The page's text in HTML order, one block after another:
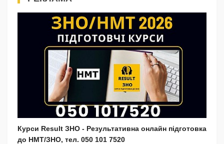
Курси Result ЗНО - Результативна онлайн підготовка
до НМТ/ЗНО, тел. 050 101 7520